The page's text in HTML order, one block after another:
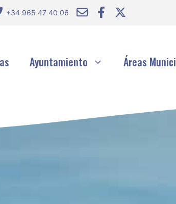
+34 965 47 40 06
Ayuntamiento Áreas